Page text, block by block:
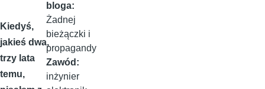
Kiedyś,
jakieś dwa,
trzy lata
temu,
bloga:
Żadnej
bieżączki i
propagandy
Zawód:
inżynier